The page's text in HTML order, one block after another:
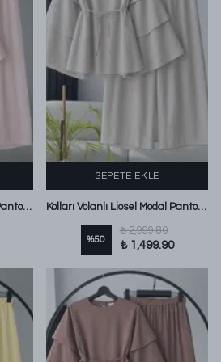
Kolları Volanlı Liosel Modal Pantolonlu Takım Toz Pembe
SEPETE EKLE
Kolları Volanlı Liosel Modal Pantolonlu Takım Taş
%50
₺ 2,999.80
₺ 1,499.90